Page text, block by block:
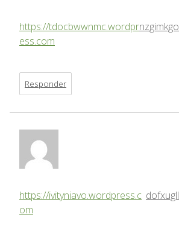
nzgimkgo
https://tdocbwwnmc.wordpr
ess.com
Responder
dofxugll
https://ivityniavo.wordpress.c
om